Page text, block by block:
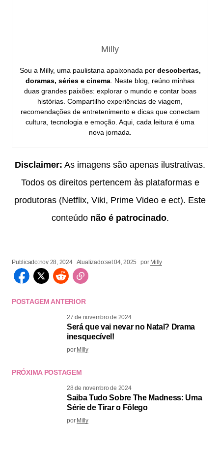
Milly
Sou a Milly, uma paulistana apaixonada por descobertas,
doramas, séries e cinema . Neste blog, reúno minhas
duas grandes paixões: explorar o mundo e contar boas
histórias. Compartilho experiências de viagem,
recomendações de entretenimento e dicas que conectam
cultura, tecnologia e emoção. Aqui, cada leitura é uma
nova jornada.
Disclaimer: As imagens são apenas ilustrativas.
Todos os direitos pertencem às plataformas e
produtoras (Netflix, Viki, Prime Video e ect). Este
conteúdo não é patrocinado.
Publicado:nov 28, 2024 Atualizado:set 04, 2025 por Milly
POSTAGEM ANTERIOR
27 de novembro de 2024
Será que vai nevar no Natal? Drama
inesquecível!
por Milly
PRÓXIMA POSTAGEM
28 de novembro de 2024
Saiba Tudo Sobre The Madness: Uma
Série de Tirar o Fôlego
por Milly